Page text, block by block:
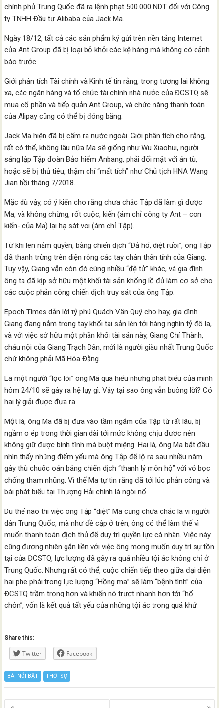
chính phủ Trung Quốc đã ra lệnh phạt 500.000 NDT đối với Công
ty TNHH Đầu tư Alibaba của Jack Ma.
Ngày 18/12, tất cả các sản phẩm ký gửi trên nền tảng Internet
của Ant Group đã bị loại bỏ khỏi các kệ hàng mà không có cảnh
báo trước.
Giới phân tích Tài chính và Kinh tế tin rằng, trong tương lai không
xa, các ngân hàng và tổ chức tài chính nhà nước của ĐCSTQ sẽ
mua cổ phần và tiếp quản Ant Group, và chức năng thanh toán
của Alipay cũng có thể bị đóng băng.
Jack Ma hiện đã bị cấm ra nước ngoài. Giới phân tích cho rằng,
rất có thể, không lâu nữa Ma sẽ giống như Wu Xiaohui, người
sáng lập Tập đoàn Bảo hiểm Anbang, phải đối mặt với án tù,
hoặc sẽ bị thủ tiêu, thậm chí “mất tích” như Chủ tịch HNA Wang
Jian hồi tháng 7/2018.
Mặc dù vậy, có ý kiến cho rằng chưa chắc Tập đã làm gì được
Ma, và không chừng, rốt cuộc, kiến (ám chỉ công ty Ant – con
kiến- của Ma) lại hạ sát voi (ám chỉ Tập).
Từ khi lên nắm quyền, bằng chiến dịch “Đả hổ, diệt ruồi”, ông Tập
đã thanh trừng trên diện rộng các tay chân thân tính của Giang.
Tuy vậy, Giang vẫn còn đó cùng nhiều “đệ tử” khác, và gia đình
ông ta đã kịp sở hữu một khối tài sản khổng lồ đủ làm cơ sở cho
các cuộc phản công chiến dịch truy sát của ông Tập.
Epoch Times dẫn lời tỷ phú Quách Văn Quý cho hay, gia đình
Giang đang nắm trong tay khối tài sản lên tới hàng nghìn tỷ đô la,
và với việc sở hữu một phần khối tài sản này, Giang Chí Thành,
cháu nội của Giang Trạch Dân, mới là người giàu nhất Trung Quốc
chứ không phải Mã Hóa Đằng.
Là một người “lọc lõi” ông Mã quá hiểu những phát biểu của mình
hôm 24/10 sẽ gây ra hệ lụy gì. Vậy tại sao ông vẫn buông lời? Có
hai lý giải được đưa ra.
Một là, ông Ma đã bị đưa vào tầm ngắm của Tập từ rất lâu, bị
ngầm o ép trong thời gian dài tới mức không chịu được nên
không giữ được bình tĩnh mà buột miệng. Hai là, ông Ma bắt đầu
nhìn thấy những điểm yếu mà ông Tập để lộ ra sau nhiều năm
gây thù chuốc oán bằng chiến dịch “thanh lý môn hộ” với vỏ bọc
chống tham nhũng. Vì thế Ma tự tin rằng đã tới lúc phản công và
bài phát biểu tại Thượng Hải chính là ngòi nổ.
Dù thế nào thì việc ông Tập “diệt” Ma cũng chưa chắc là vì người
dân Trung Quốc, mà như đề cập ở trên, ông có thể làm thế vì
muốn thanh toán địch thủ để duy trì quyền lực cá nhân. Việc này
cũng đương nhiên gắn liền với việc ông mong muốn duy trì sự tồn
tại của ĐCSTQ, lực lượng đã gây ra quá nhiều tội ác không chỉ ở
Trung Quốc. Nhưng rất có thể, cuộc chiến tiếp theo giữa đại diện
hai phe phái trong lực lượng “Hồng ma” sẽ làm “bệnh tình” của
ĐCSTQ trầm trọng hơn và khiến nó trượt nhanh hơn tới “hố
chôn”, vốn là kết quả tất yếu của những tội ác trong quá khứ.
Share this:
Twitter Facebook
BÀI NỔI BẬT THỜI SỰ
Posts